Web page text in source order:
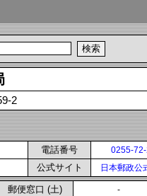
2
電話番号 0255-
公式サイト 日本郵政公
郵便窓口 (土) -